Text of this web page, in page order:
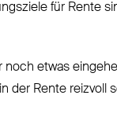
für Rente
noch etwas
der Rente reizvoll